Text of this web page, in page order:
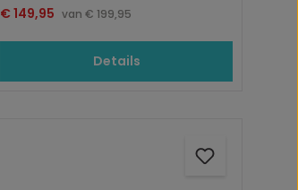
Verkoopprijs:
€ 149,95 vanNormale prijs:
€ 199,95
Details